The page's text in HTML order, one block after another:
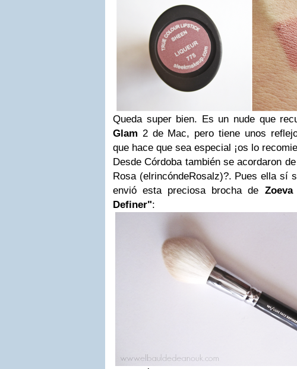
Queda super bien. Es un nude que
Glam 2 de Mac, pero tiene unos
que hace que sea especial ¡os lo
Desde Córdoba también se acordaron
Rosa (elrincóndeRosalz)?. Pues ella sí
envió esta preciosa brocha de
Definer":